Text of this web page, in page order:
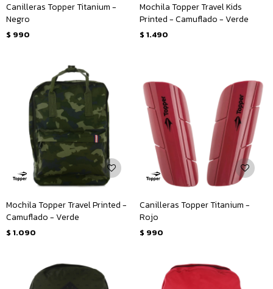
Canilleras Topper Titanium -
Negro
$ 990
Mochila Topper Travel Kids
Printed - Camuflado - Verde
$ 1.490
Mochila Topper Travel Printed -
Camuflado - Verde
$ 1.090
Canilleras Topper Titanium -
Rojo
$ 990